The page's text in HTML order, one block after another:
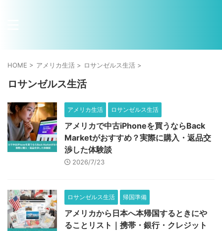
HOME > アメリカ生活 > ロサンゼルス生活 >
ロサンゼルス生活
アメリカ生活 ロサンゼルス生活
アメリカで中古iPhoneを買うならBack
Marketがおすすめ？実際に購入・返品交
渉した体験談
2026/7/23
ロサンゼルス生活 帰国準備
アメリカから日本へ本帰国するときにや
ることリスト｜携帯・銀行・クレジット